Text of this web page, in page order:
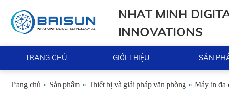
NHAT MINH
INNOVATIONS
TRANG CHỦ GIỚI THIỆU SẢN
Trang chủ » Sản phẩm » Thiết bị và giải pháp văn phòng » Máy in đa